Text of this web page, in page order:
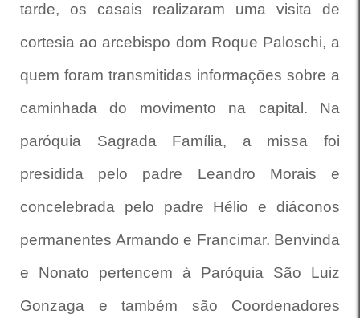
tarde, os casais realizaram uma visita de
cortesia ao arcebispo dom Roque Paloschi, a
quem foram transmitidas informações sobre a
caminhada do movimento na capital. Na
paróquia Sagrada Família, a missa foi
presidida pelo padre Leandro Morais e
concelebrada pelo padre Hélio e diáconos
permanentes Armando e Francimar. Benvinda
e Nonato pertencem à Paróquia São Luiz
Gonzaga e também são Coordenadores